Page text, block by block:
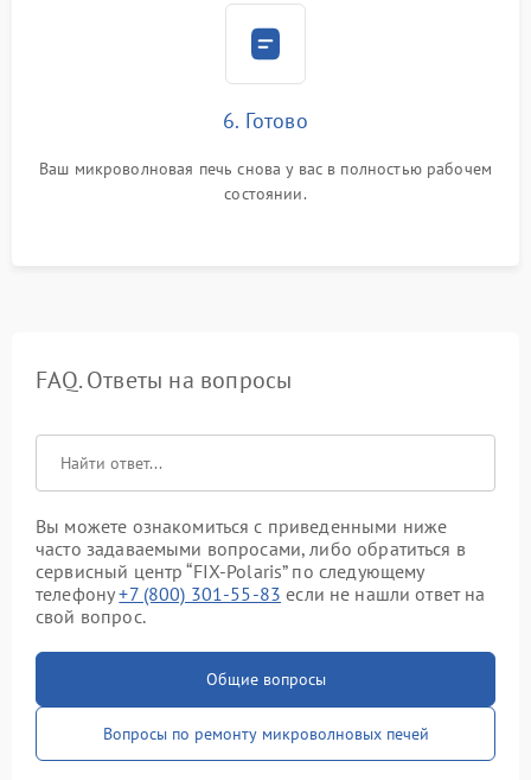
6. Готово
Ваш микроволновая печь снова у вас в полностью рабочем
состоянии.
FAQ. Ответы на вопросы
Вы можете ознакомиться с приведенными ниже
часто задаваемыми вопросами, либо обратиться в
сервисный центр “FIX-Polaris” по следующему
телефону+7 (800) 301-55-83 если не нашли ответ на
свой вопрос.
Общие вопросы
Вопросы по ремонту микроволновых печей